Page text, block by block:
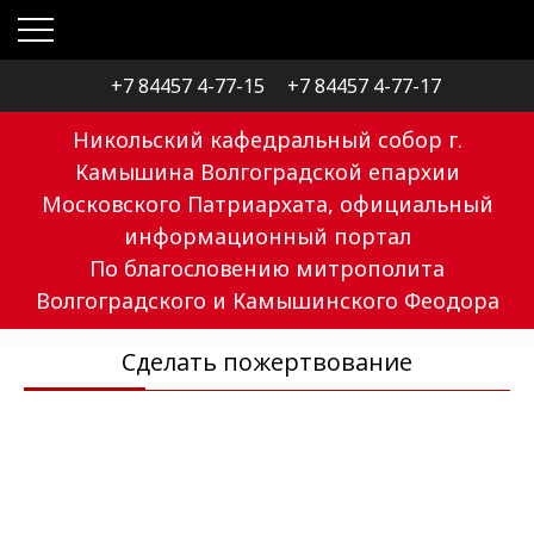
+7 84457 4-77-15 +7 84457 4-77-17
Никольский кафедральный собор г.
Камышина Волгоградской епархии
Московского Патриархата, официальный
информационный портал
По благословению митрополита
Волгоградского и Камышинского Феодора
Сделать пожертвование